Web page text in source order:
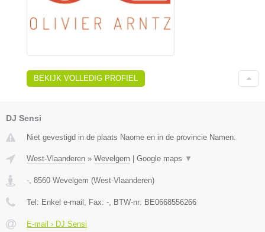
BEKIJK VOLLEDIG PROFIEL
DJ Sensi
Niet gevestigd in de plaats Naome en in de provincie Namen.
West-Vlaanderen » Wevelgem Google maps ▼
- 8560 Wevelgem (West-Vlaanderen)
Tel: Enkel e-mail , Fax: - , BTW-nr: BE0668556266
E-mail › DJ Sensi